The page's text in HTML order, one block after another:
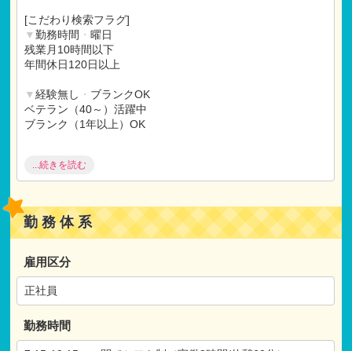
※試用期間：有
試用期間：6ヶ月
仕事内容：本採用と変わらず
[こだわり検索フラグ]
▼勤務時間 ・ 曜日
残業月10時間以下
年間休日120日以上
▼経験無し ・ ブランクOK
ベテラン（40～）活躍中
ブランク（1年以上）OK
産休・育休取得実績
住宅手当
借上げ社宅制度
乳児保育（0‐2歳）
職員向け給食
...続きを読む
勤務体系
雇用区分
正社員
勤務時間